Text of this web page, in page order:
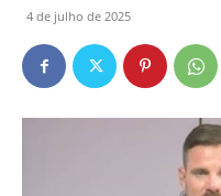
4 de julho de 2025